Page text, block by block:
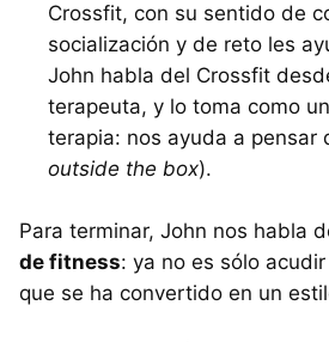
Crossfit, con su sentido de
socialización y de reto les
John habla del Crossfit
terapeuta, y lo toma como
terapia: nos ayuda a pensar
outside the box).
Para terminar, John nos habla
de fitness: ya no es sólo
que se ha convertido en un